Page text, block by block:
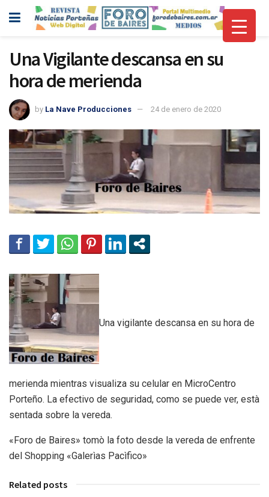
Una Vigilante descansa en su
hora de merienda
by La Nave Producciones 24 de enero de 2020
Una vigilante descansa en su hora de
merienda mientras visualiza su celular en MicroCentro
Porteño. La efectivo de seguridad, como se puede ver, està
sentada sobre la vereda.
«Foro de Baires» tomò la foto desde la vereda de enfrente
del Shopping «Galerìas Pacìfico»
Related posts